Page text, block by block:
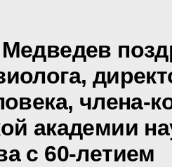
члена-
академии
с 60-летием